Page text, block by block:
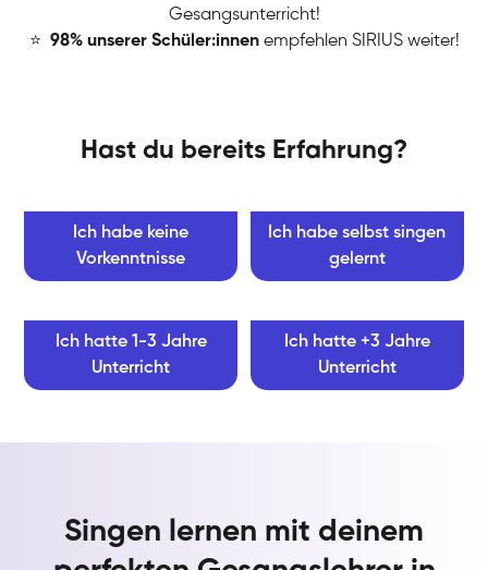
Gesangsunterricht!
⭐ 98% unserer Schüler:innen empfehlen SIRIUS weiter!
Hast du bereits Erfahrung?
Ich habe keine
Vorkenntnisse
Ich habe selbst singen
gelernt
Ich hatte 1-3 Jahre
Unterricht
Ich hatte +3 Jahre
Unterricht
Singen lernen mit deinem